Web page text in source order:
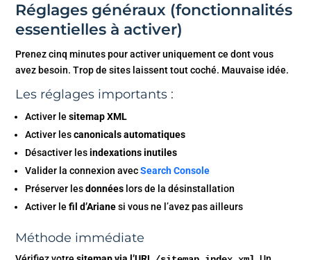
Réglages généraux (fonctionnalités
essentielles à activer)
Prenez cinq minutes pour activer uniquement ce dont vous
avez besoin. Trop de sites laissent tout coché. Mauvaise idée.
Les réglages importants :
Activer lesitemap XML
Activer lescanonicals automatiques
Désactiver lesindexations inutiles
Valider la connexion avecSearch Console
Préserver lesdonnées lors de la désinstallation
Activer lefil d’Arianesi vous ne l’avez pas ailleurs
Méthode immédiate